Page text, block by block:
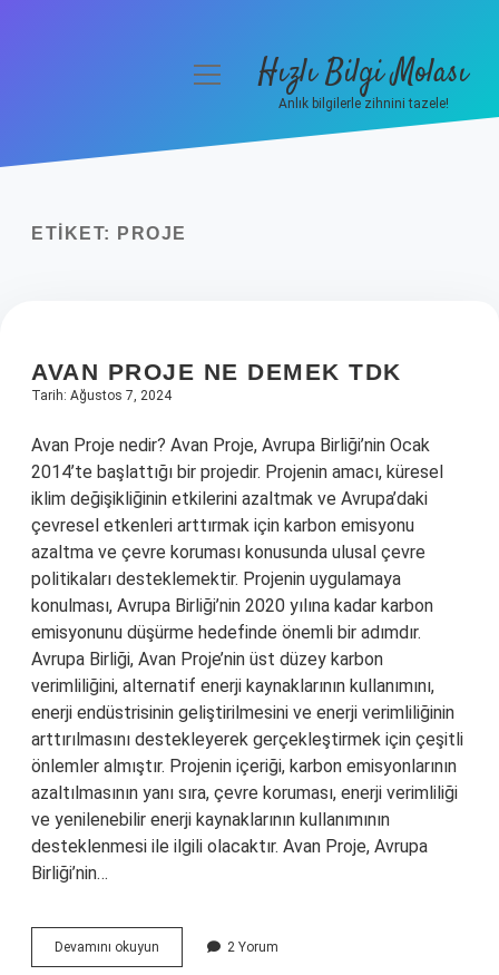
Yasal Uyarı
menüyüHızlı Bilgi Molası
Anlık bilgilerle zihnini tazele!
ETIKET: PROJE
AVAN PROJE NE DEMEK TDK
Tarih: Ağustos 7, 2024
Avan Proje nedir? Avan Proje, Avrupa Birliği’nin Ocak
2014’te başlattığı bir projedir. Projenin amacı, küresel
iklim değişikliğinin etkilerini azaltmak ve Avrupa’daki
çevresel etkenleri arttırmak için karbon emisyonu
azaltma ve çevre koruması konusunda ulusal çevre
politikaları desteklemektir. Projenin uygulamaya
konulması, Avrupa Birliği’nin 2020 yılına kadar karbon
emisyonunu düşürme hedefinde önemli bir adımdır.
Avrupa Birliği, Avan Proje’nin üst düzey karbon
verimliliğini, alternatif enerji kaynaklarının kullanımını,
enerji endüstrisinin geliştirilmesini ve enerji verimliliğinin
arttırılmasını destekleyerek gerçekleştirmek için çeşitli
önlemler almıştır. Projenin içeriği, karbon emisyonlarının
azaltılmasının yanı sıra, çevre koruması, enerji verimliliği
ve yenilenebilir enerji kaynaklarının kullanımının
desteklenmesi ile ilgili olacaktır. Avan Proje, Avrupa
Birliği’nin…
Devamını okuyun
proje
2 Yorum